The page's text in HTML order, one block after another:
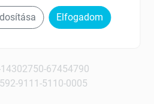
67454790
9111-5110-0005
Elfogadom